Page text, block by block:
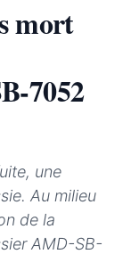
mort
7052
une
Au milieu
de la
AMD-SB-